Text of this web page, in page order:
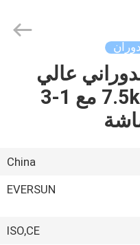
عالي
السرعة 1.5 - 7.5kw مع 1-3
China
EVERSUN
ISO,CE